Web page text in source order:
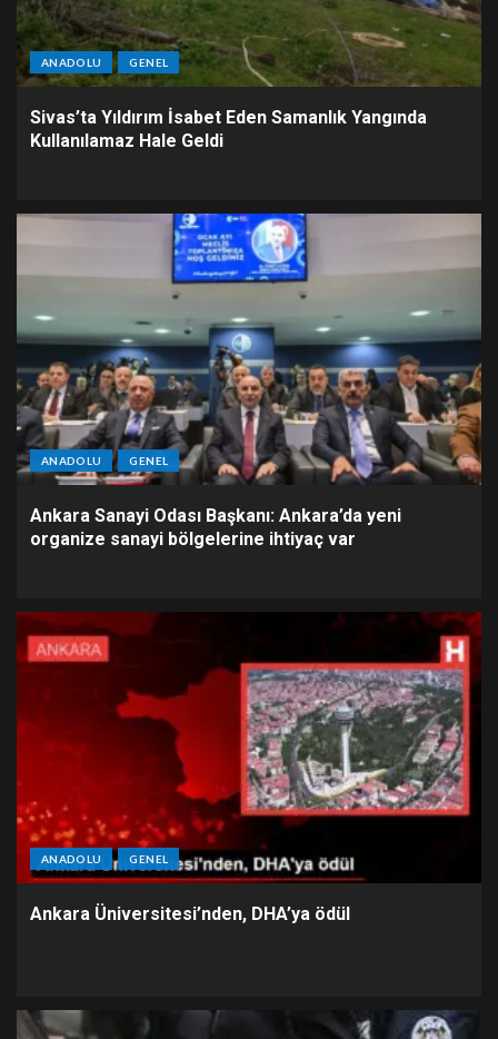
ANADOLU GENEL
Sivas’ta Yıldırım İsabet Eden Samanlık Yangında
Kullanılamaz Hale Geldi
ANADOLU GENEL
Ankara Sanayi Odası Başkanı: Ankara’da yeni
organize sanayi bölgelerine ihtiyaç var
ANADOLU GENEL
Ankara Üniversitesi’nden, DHA’ya ödül